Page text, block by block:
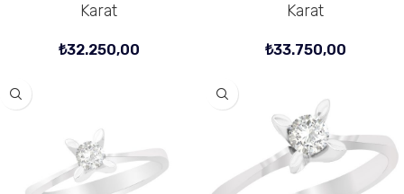
Karat
₺32.250,00
Karat
₺33.750,00